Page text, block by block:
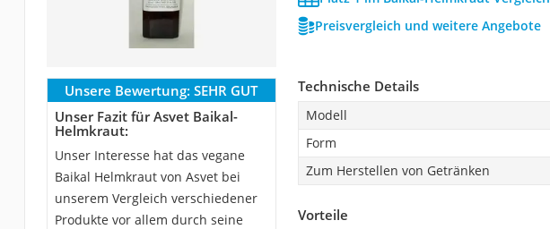
Preisvergleich und weitere Angebote
Unsere Bewertung: SEHR GUT
Unser Fazit für Asvet Baikal-
Helmkraut:
Unser Interesse hat das vegane
Baikal Helmkraut von Asvet bei
unserem Vergleich verschiedener
Produkte vor allem durch seine
Technische Details
Modell
Form
Zum Herstellen von Getränken
Vorteile